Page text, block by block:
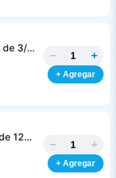
de 3/8
− +
+ Agregar
12
− +
+ Agregar